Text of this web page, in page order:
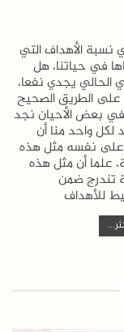
الأهداف التي
في حياتنا، هل
الحالي يجدي نفعا،
على الطريق الصحيح
في بعض الأحيان نجد
لكل واحد منا أن
نفسه مثل هذه
علما أن مثل هذه
تندرج ضمن
للأهداف